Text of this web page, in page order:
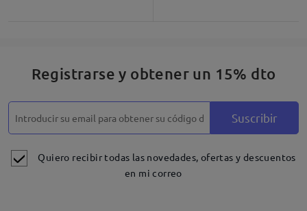
Registrarse y obtener un 15% dto
Suscribir
Quiero recibir todas las novedades, ofertas y descuentos
en mi correo